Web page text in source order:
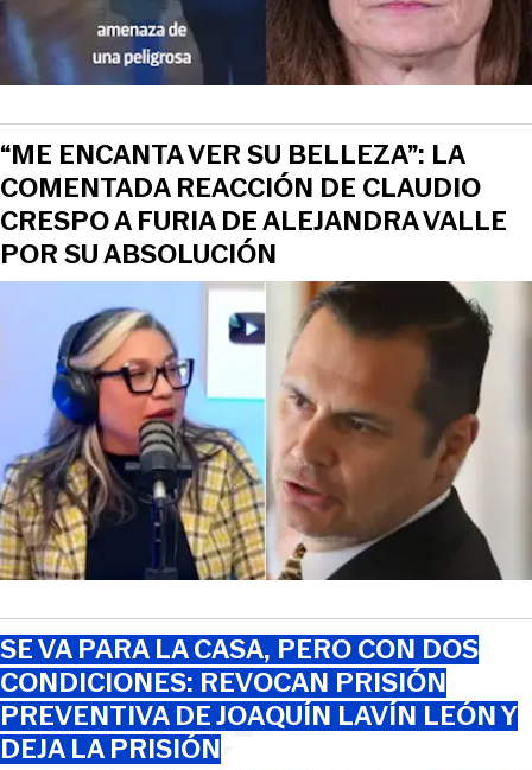
“ME ENCANTA VER SU BELLEZA”: LA
COMENTADA REACCIÓN DE CLAUDIO
CRESPO A FURIA DE ALEJANDRA VALLE
POR SU ABSOLUCIÓN
SE VA PARA LA CASA, PERO CON DOS
CONDICIONES: REVOCAN PRISIÓN
PREVENTIVA DE JOAQUÍN LAVÍN LEÓN Y
DEJA LA PRISIÓN